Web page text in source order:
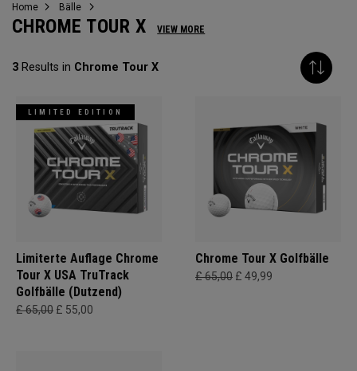
Home Bälle
CHROME TOUR X VIEW MORE
3 Results in Chrome Tour X
LIMITED EDITION
Limiterte Auflage Chrome
Tour X USA TruTrack
Golfbälle (Dutzend)
£ 65,00 £ 55,00
Chrome Tour X Golfbälle
£ 65,00 £ 49,99